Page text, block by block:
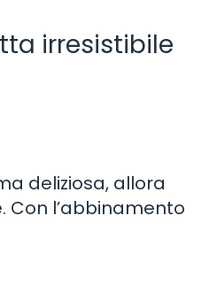
irresistibile
deliziosa, allora
l’abbinamento